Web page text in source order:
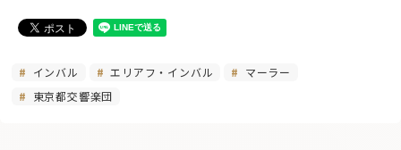
インバル エリアフ・インバル
マーラー
東京都交響楽団